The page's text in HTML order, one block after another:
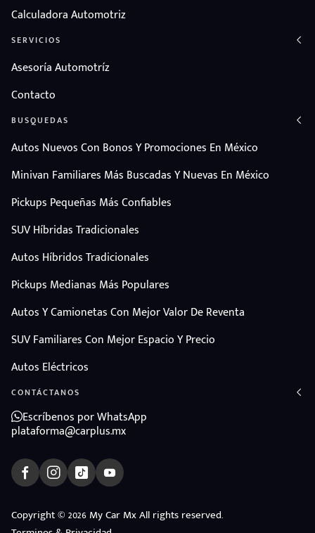
Calculadora Automotriz
SERVICIOS
Asesoría Automotríz
Contacto
BUSQUEDAS
Autos Nuevos Con Bonos Y Promociones En México
Minivan Familiares Más Buscadas Y Nuevas En México
Pickups Pequeñas Más Confiables
SUV Híbridas Tradicionales
Autos Híbridos Tradicionales
Pickups Medianas Más Populares
Autos Y Camionetas Con Mejor Valor De Reventa
SUV Familiares Con Mejor Espacio Y Precio
Autos Eléctricos
CONTÁCTANOS
Escríbenos por WhatsApp
plataforma@carplus.mx
Copyright © 2026 My Car Mx All rights reserved.